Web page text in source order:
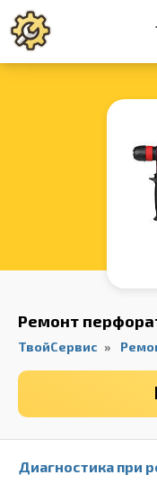
Контакты
Ремонт
ТвойСервис
Диагностика при